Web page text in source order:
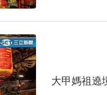
大甲媽祖遶